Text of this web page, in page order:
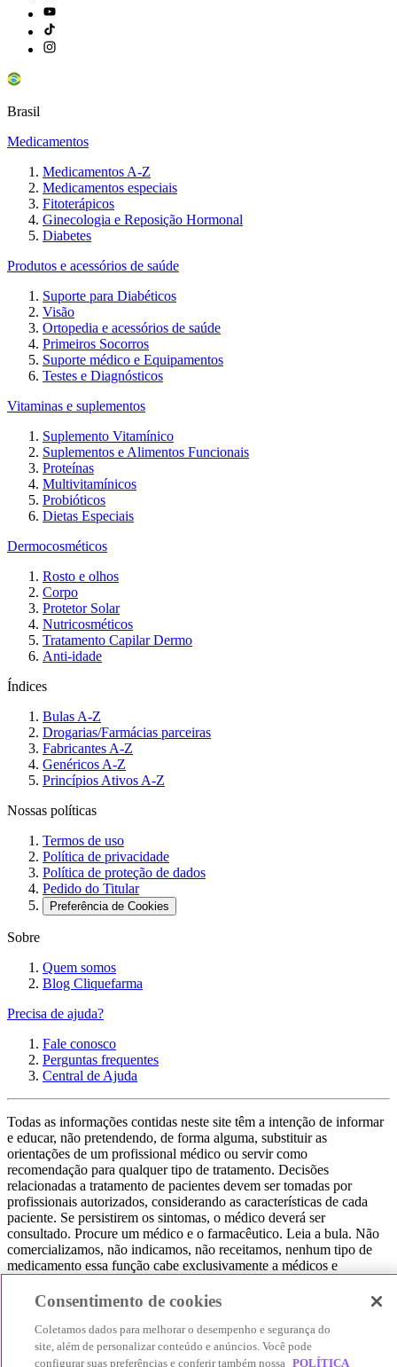
Brasil
Medicamentos
Medicamentos A-Z
Medicamentos especiais
Fitoterápicos
Ginecologia e Reposição Hormonal
Diabetes
Produtos e acessórios de saúde
Suporte para Diabéticos
Visão
Ortopedia e acessórios de saúde
Primeiros Socorros
Suporte médico e Equipamentos
Testes e Diagnósticos
Vitaminas e suplementos
Suplemento Vitamínico
Suplementos e Alimentos Funcionais
Proteínas
Multivitamínicos
Probióticos
Dietas Especiais
Dermocosméticos
Rosto e olhos
Corpo
Protetor Solar
Nutricosméticos
Tratamento Capilar Dermo
Anti-idade
Índices
Bulas A-Z
Drogarias/Farmácias parceiras
Fabricantes A-Z
Genéricos A-Z
Princípios Ativos A-Z
Nossas políticas
Termos de uso
Política de privacidade
Política de proteção de dados
Pedido do Titular
Preferência de Cookies
Sobre
Quem somos
Blog Cliquefarma
Precisa de ajuda?
Fale conosco
Perguntas frequentes
Central de Ajuda
Todas as informações contidas neste site têm a intenção de informar
e educar, não pretendendo, de forma alguma, substituir as
orientações de um profissional médico ou servir como
recomendação para qualquer tipo de tratamento. Decisões
relacionadas a tratamento de pacientes devem ser tomadas por
profissionais autorizados, considerando as características de cada
paciente. Se persistirem os sintomas, o médico deverá ser
consultado. Procure um médico e o farmacêutico. Leia a bula. Não
comercializamos, não indicamos, não receitamos, nenhum tipo de
medicamento essa função cabe exclusivamente a médicos e
consultar seu médico. Não somos uma loja ou marketplace, ou seja,
que você encontre o preço mais barato, comparando os preços de
produtos farmacêuticos. Contribuímos e damos auxílio para que sua
experiência seja bem-sucedida, mas a finalização da compra
Consentimento de cookies
Coletamos dados para melhorar o desempenho e segurança do
site, além de personalizar conteúdo e anúncios. Você pode
configurar suas preferências e conferir também nossa POLÍTICA